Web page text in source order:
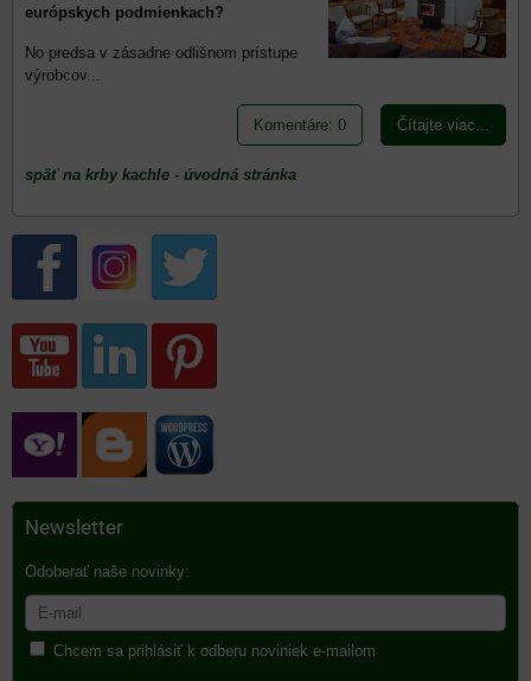
európskych podmienkach?
No predsa v zásadne odlišnom prístupe
výrobcov...
Čítajte viac...
Komentáre: 0
späť na krby kachle - úvodná stránka
Newsletter
Odoberať naše novinky:
Chcem sa prihlásiť k odberu noviniek e-mailom